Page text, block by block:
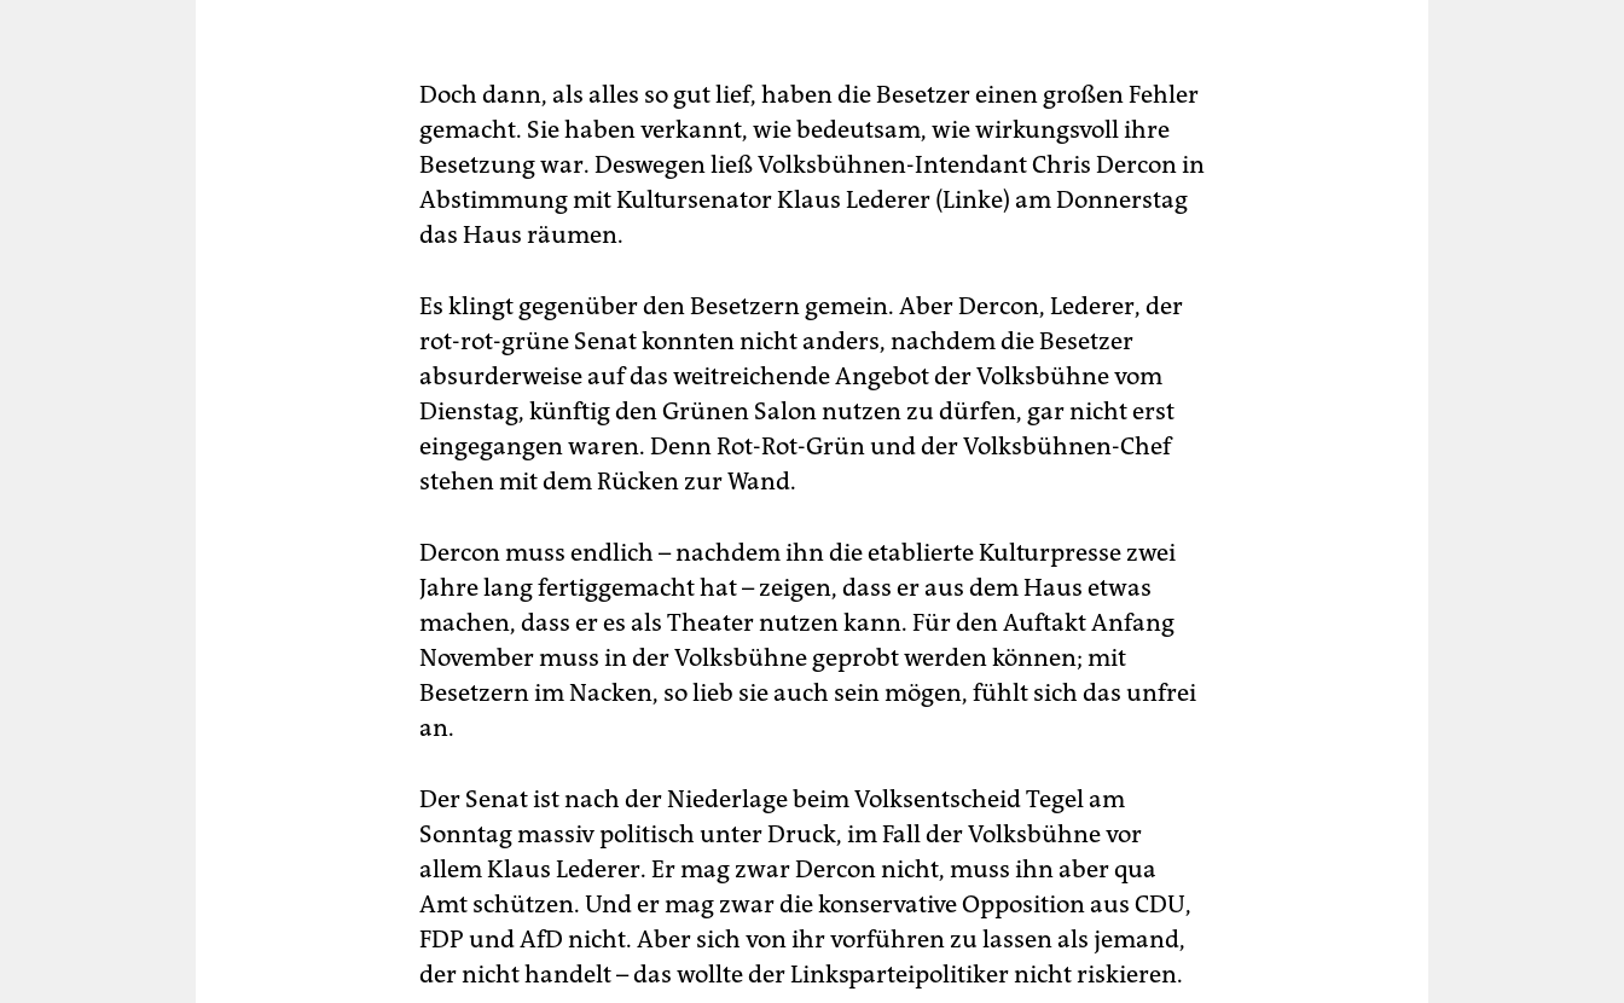
Doch dann, als alles so gut lief, haben die Besetzer einen großen Fehler
gemacht. Sie haben verkannt, wie bedeutsam, wie wirkungsvoll ihre
Besetzung war. Deswegen ließ Volksbühnen-Intendant Chris Dercon in
Abstimmung mit Kultursenator Klaus Lederer (Linke) am Donnerstag
das Haus räumen.
Es klingt gegenüber den Besetzern gemein. Aber Dercon, Lederer, der
rot-rot-grüne Senat konnten nicht anders, nachdem die Besetzer
absurderweise auf das weitreichende Angebot der Volksbühne vom
Dienstag, künftig den Grünen Salon nutzen zu dürfen, gar nicht erst
eingegangen waren. Denn Rot-Rot-Grün und der Volksbühnen-Chef
stehen mit dem Rücken zur Wand.
Dercon muss endlich – nachdem ihn die etablierte Kulturpresse zwei
Jahre lang fertiggemacht hat – zeigen, dass er aus dem Haus etwas
machen, dass er es als Theater nutzen kann. Für den Auftakt Anfang
November muss in der Volksbühne geprobt werden können; mit
Besetzern im Nacken, so lieb sie auch sein mögen, fühlt sich das unfrei
an.
Der Senat ist nach der Niederlage beim Volksentscheid Tegel am
Sonntag massiv politisch unter Druck, im Fall der Volksbühne vor
allem Klaus Lederer. Er mag zwar Dercon nicht, muss ihn aber qua
Amt schützen. Und er mag zwar die konservative Opposition aus CDU,
FDP und AfD nicht. Aber sich von ihr vorführen zu lassen als jemand,
der nicht handelt – das wollte der Linksparteipolitiker nicht riskieren.